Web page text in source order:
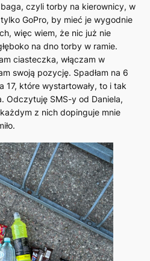
czyli torby na kierownicy, w
GoPro, by mieć je wygodnie
więc wiem, że nic już nie
na dno torby w ramie.
ciasteczka, włączam w
swoją pozycję. Spadłam na 6
17, które wystartowały, to i tak
Odczytuję SMS-y od Daniela,
z nich dopinguje mnie